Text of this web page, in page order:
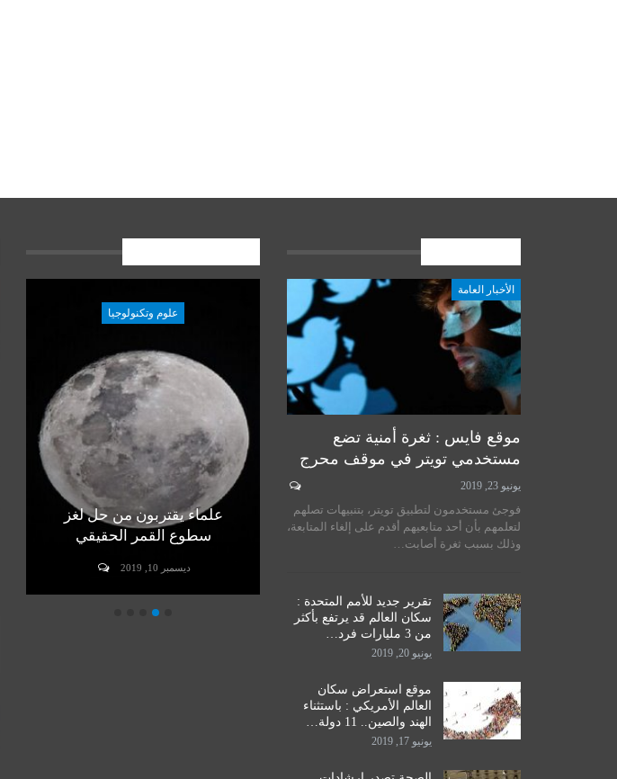
الأخبار العامة
موقع فايس : ثغرة أمنية تضع
مستخدمي تويتر في موقف محرج
يونيو 23, 2019
فوجئ مستخدمون لتطبيق تويتر، بتنبيهات تصلهم
لتعلمهم بأن أحد متابعيهم أقدم على إلغاء المتابعة،
وذلك بسبب ثغرة أصابت…
تقرير جديد للأمم المتحدة :
سكان العالم قد يرتفع بأكثر
من 3 مليارات فرد…
يونيو 20, 2019
موقع استعراض سكان
العالم الأمريكي : باستثناء
الهند والصين.. 11 دولة…
يونيو 17, 2019
أخبار المرجعية
سماحة المرجع الكبير السيد
الحكيم يستقبل طلبة مدرسة نور
الحكمة للدراسات الحوزوية،…
علوم وتكنولوجيا
علماء يقتربون من حل لغز
سطوع القمر الحقيقي
ديسمبر 10, 2019